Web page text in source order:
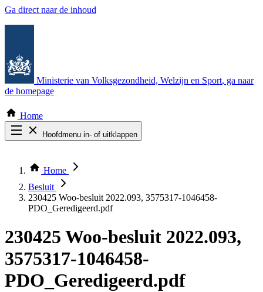
Ga direct naar de inhoud
Ministerie van Volksgezondheid, Welzijn en Sport, ga naar
de homepage
Home
Hoofdmenu in- of uitklappen
Thema COVID-19
Bekijk per bestuursorgaan
Home
Besluit
230425 Woo-besluit 2022.093, 3575317-1046458-
PDO_Geredigeerd.pdf
230425 Woo-besluit 2022.093,
3575317-1046458-
PDO_Geredigeerd.pdf